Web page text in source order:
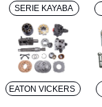
SERIE KAYABA
EATON VICKERS